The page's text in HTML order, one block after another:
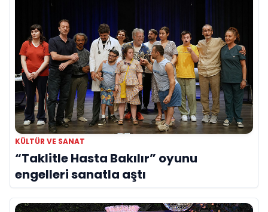
KÜLTÜR VE SANAT
“Taklitle Hasta Bakılır” oyunu
engelleri sanatla aştı